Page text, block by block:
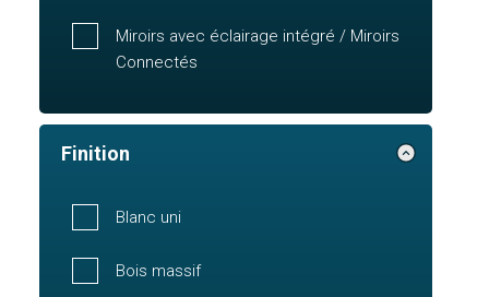
Miroirs avec éclairage intégré / Miroirs
Connectés
Finition
Blanc uni
Bois massif